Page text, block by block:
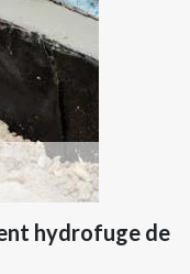
hydrofuge de